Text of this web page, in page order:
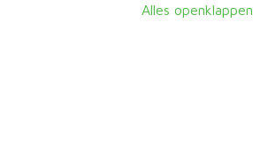
Alles openklappen